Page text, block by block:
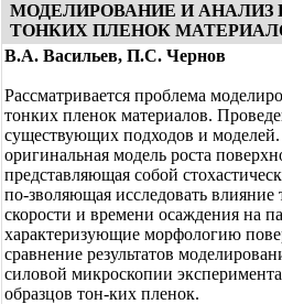
МОДЕЛИРОВАНИЕ И АНАЛИЗ
ТОНКИХ ПЛЕНОК
В.А. Васильев, П.С. Чернов
Рассматривается проблема
тонких пленок материалов.
существующих подходов и
оригинальная модель роста
представляющая собой
по-зволяющая исследовать
скорости и времени осаждения на
характеризующие морфологию
сравнение результатов
силовой микроскопии
образцов тон-ких пленок.